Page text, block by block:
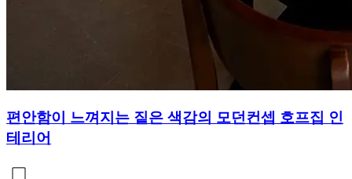
편안함이 느껴지는 짙은 색감의 모던컨셉 호프집 인
테리어